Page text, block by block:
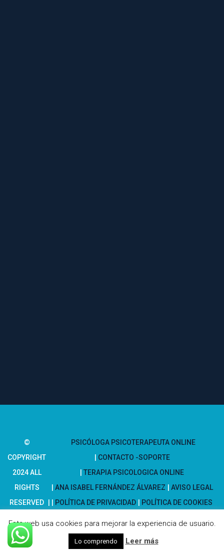
©
COPYRIGHT
2024 ALL
RIGHTS
RESERVED
PSICÓLOGA PSICOTERAPEUTA ONLINE
CONTACTO -SOPORTE
TERAPIA PSICOLOGICA ONLINE
ANA ISABEL FERNÁNDEZ ÁLVAREZ
AVISO LEGAL
POLÍTICA DE PRIVACIDAD
POLÍTICA DE COOKIES
Esta web usa cookies para mejorar la experiencia de usuario.
Lo comprendo Leer má